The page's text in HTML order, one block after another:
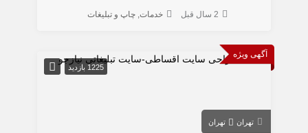
2 سال قبل خدمات چاپ و تبلیغات
آگهی ویژه
1225 بازدید
تهران تهران